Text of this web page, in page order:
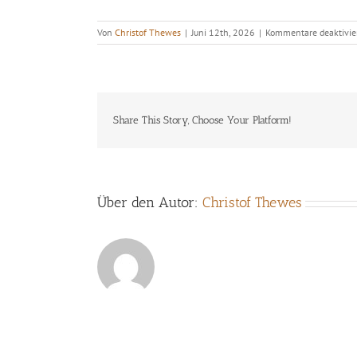
Von Christof Thewes | Juni 12th, 2026 | Kommentare
Share This Story, Choose Your Platform!
Über den Autor: Christof Thewes